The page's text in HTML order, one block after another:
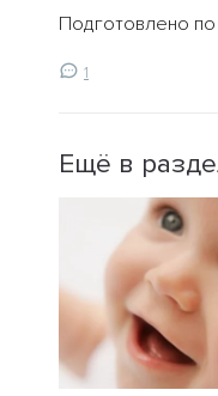
Подготовлено
1
Ещё в